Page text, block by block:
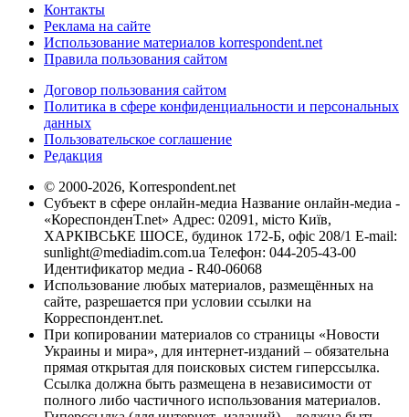
Контакты
Реклама на сайте
Использование материалов korrespondent.net
Правила пользования сайтом
Договор пользования сайтом
Политика в сфере конфиденциальности и персональных
данных
Пользовательское соглашение
Редакция
© 2000-2026, Korrespondent.net
Субъект в сфере онлайн-медиа Название онлайн-медиа -
«КореспонденТ.net» Адрес: 02091, місто Київ,
ХАРКІВСЬКЕ ШОСЕ, будинок 172-Б, офіс 208/1 E-mail:
sunlight@mediadim.com.ua Телефон: 044-205-43-00
Идентификатор медиа - R40-06068
Использование любых материалов, размещённых на
сайте, разрешается при условии ссылки на
Корреспондент.net.
При копировании материалов со страницы «Новости
Украины и мира», для интернет-изданий – обязательна
прямая открытая для поисковых систем гиперссылка.
Ссылка должна быть размещена в независимости от
полного либо частичного использования материалов.